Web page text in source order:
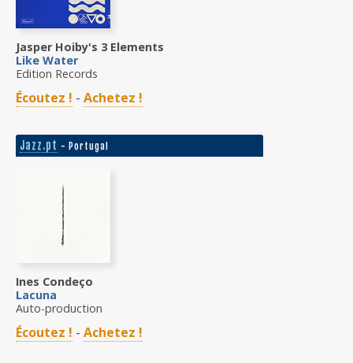
Jasper Hoiby's 3 Elements
Like Water
Edition Records
Écoutez ! - Achetez !
Jazz.pt - Portugal
Ines Condeço
Lacuna
Auto-production
Écoutez ! - Achetez !